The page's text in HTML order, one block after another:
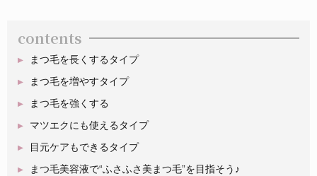
contents
まつ毛を長くするタイプ
まつ毛を増やすタイプ
まつ毛を強くする
マツエクにも使えるタイプ
目元ケアもできるタイプ
まつ毛美容液で“ふさふさ美まつ毛”を目指そう♪